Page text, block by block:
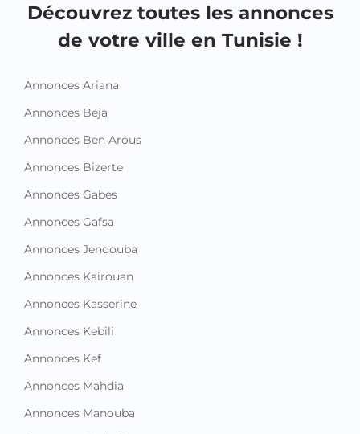
Découvrez toutes les annonces
de votre ville en Tunisie !
Annonces Ariana
Annonces Beja
Annonces Ben Arous
Annonces Bizerte
Annonces Gabes
Annonces Gafsa
Annonces Jendouba
Annonces Kairouan
Annonces Kasserine
Annonces Kebili
Annonces Kef
Annonces Mahdia
Annonces Manouba